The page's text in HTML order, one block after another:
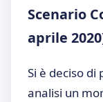
Scenario
aprile
Si è deciso
analisi un